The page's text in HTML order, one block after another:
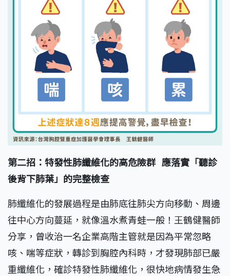
第二招： 特發性肺纖維化的高危險群 應落實「聽診
後背下肺葉」的完整檢查
肺纖維化的發展過程是由肺底往肺尖方向移動、周邊
往中心方向蔓延，就像溫水煮青蛙一般！王鶴健醫師
分享，曾收治一名企業高階主管就是因為平常忽略
咳、喘等症狀，轉診到胸腔內科時，才發現肺部已嚴
重纖維化，確診特發性肺纖維化，很快地病情發生急